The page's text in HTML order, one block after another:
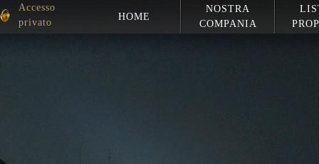
Accesso
privato
HOME
NOSTRA
COMPANIA